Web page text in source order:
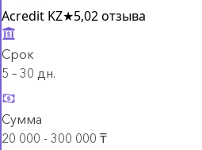
Acredit KZ★5,02 отзыва
Срок
5 – 30 дн.
Сумма
20 000 - 300 000 ₸